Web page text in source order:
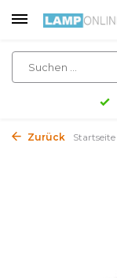
Zurück Startseite